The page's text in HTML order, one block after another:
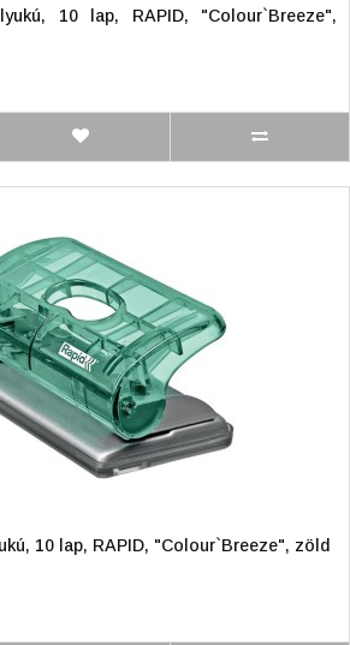
10 lap, RAPID, "Colour`Breeze",
10 lap, RAPID, "Colour`Breeze", zöld